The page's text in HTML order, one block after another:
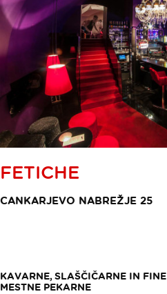
FETICHE
CANKARJEVO NABREŽJE 25
KAVARNE, SLAŠČIČARNE IN FINE
MESTNE PEKARNE